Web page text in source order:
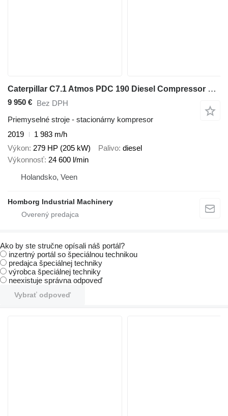
Caterpillar C7.1 Atmos PDC 190 Diesel Compressor 24,6 m3 / min 10 Bar
9 950 € Bez DPH
Priemyselné stroje - stacionárny kompresor
2019
1 983 m/h
Výkon 279 HP (205 kW) Palivo diesel
Výkonnosť 24 600 l/min
Holandsko, Veen
Homborg Industrial Machinery
Ako by ste stručne opísali náš portál?
inzertný portál so špeciálnou technikou
predajca špeciálnej techniky
výrobca špeciálnej techniky
neexistuje správna odpoveď
Vybrať odpoveď